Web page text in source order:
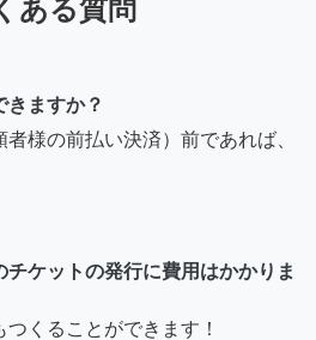
ある質問
きますか？
様の前払い決済）前であれば、
ケットの発行に費用はかかりま
くることができます！